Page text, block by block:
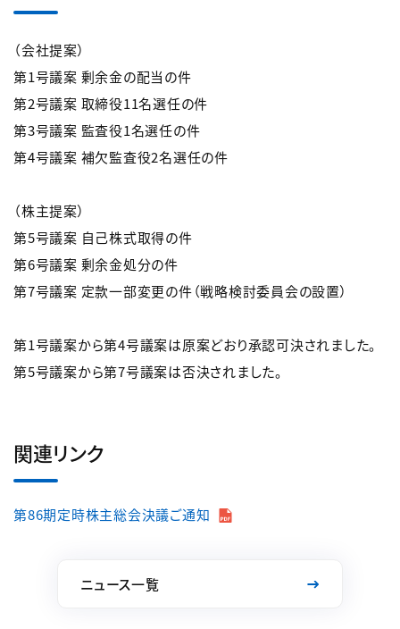
（会社提案）
第1号議案 剰余金の配当の件
第2号議案 取締役11名選任の件
第3号議案 監査役1名選任の件
第4号議案 補欠監査役2名選任の件
（株主提案）
第5号議案 自己株式取得の件
第6号議案 剰余金処分の件
第7号議案 定款一部変更の件（戦略検討委員会の設置）
第1号議案から第4号議案は原案どおり承認可決されました。
第5号議案から第7号議案は否決されました。
関連リンク
第86期定時株主総会決議ご通知
ニュース一覧